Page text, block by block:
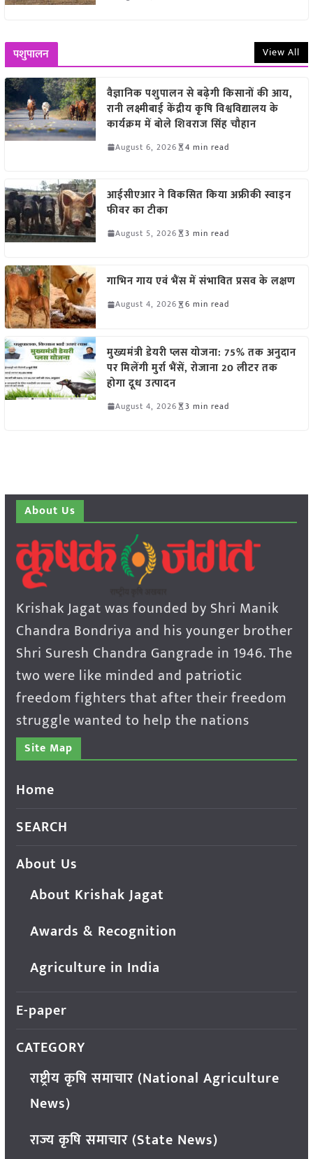
पशुपालन View All
वैज्ञानिक पशुपालन से बढ़ेगी किसानों की आय,
रानी लक्ष्मीबाई केंद्रीय कृषि विश्वविद्यालय के
कार्यक्रम में बोले शिवराज सिंह चौहान
August 6, 2026 4 min read
आईसीएआर ने विकसित किया अफ्रीकी स्वाइन
फीवर का टीका
August 5, 2026 3 min read
गाभिन गाय एवं भैंस में संभावित प्रसव के लक्षण
August 4, 2026 6 min read
मुख्यमंत्री डेयरी प्लस योजना: 75% तक अनुदान
पर मिलेंगी मुर्रा भैंसें, रोजाना 20 लीटर तक
होगा दूध उत्पादन
August 4, 2026 3 min read
About Us
Krishak Jagat was founded by Shri Manik
Chandra Bondriya and his younger brother
Shri Suresh Chandra Gangrade in 1946. The
two were like minded and patriotic
freedom fighters that after their freedom
struggle wanted to help the nations
Site Map
Home
SEARCH
About Us
About Krishak Jagat
Awards & Recognition
Agriculture in India
E-paper
CATEGORY
राष्ट्रीय कृषि समाचार (National Agriculture
News)
राज्य कृषि समाचार (State News)